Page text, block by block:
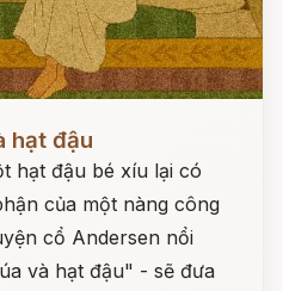
hạt đậu
hạt đậu bé xíu lại có
của một nàng công
cổ Andersen nổi
và hạt đậu" - sẽ đưa